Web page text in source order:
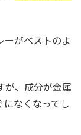
ーがベストのよ
が、成分が金属
なくなってし